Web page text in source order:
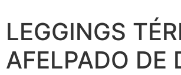
LEGGINGS
AFELPADO DE